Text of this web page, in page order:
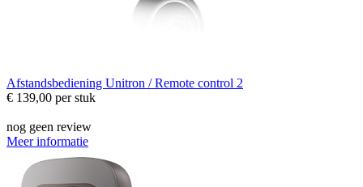
Afstandsbediening Unitron / Remote control 2
€ 139,00 per stuk
nog geen review
Meer informatie